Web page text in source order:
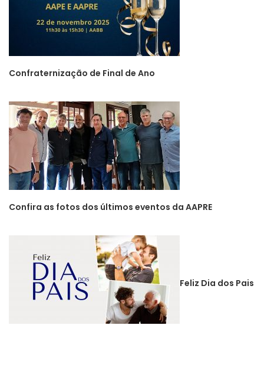
Confraternização de Final de Ano
Confira as fotos dos últimos eventos da AAPRE
Feliz Dia dos Pais